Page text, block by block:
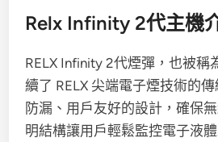
Relx Infinity 2代主機
RELX Infinity 2代煙彈，也被稱
續了 RELX 尖端電子煙技術的
防漏、用戶友好的設計，確保
明結構讓用戶輕鬆監控電子液